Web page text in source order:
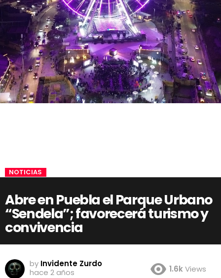
NOTICIAS
Abre en Puebla el Parque Urbano
“Sendela”; favorecerá turismo y
convivencia
by Invidente Zurdo
hace 2 años
1.6kViews